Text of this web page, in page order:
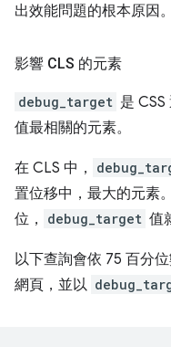
出效能問題的根本原因。
影響 CLS 的元素
debug_target 是
值最相關的元素。
在 CLS 中，
置位移中，最大的元素
位，
debug_target 值
以下查詢會依 75 百分
網頁，並以